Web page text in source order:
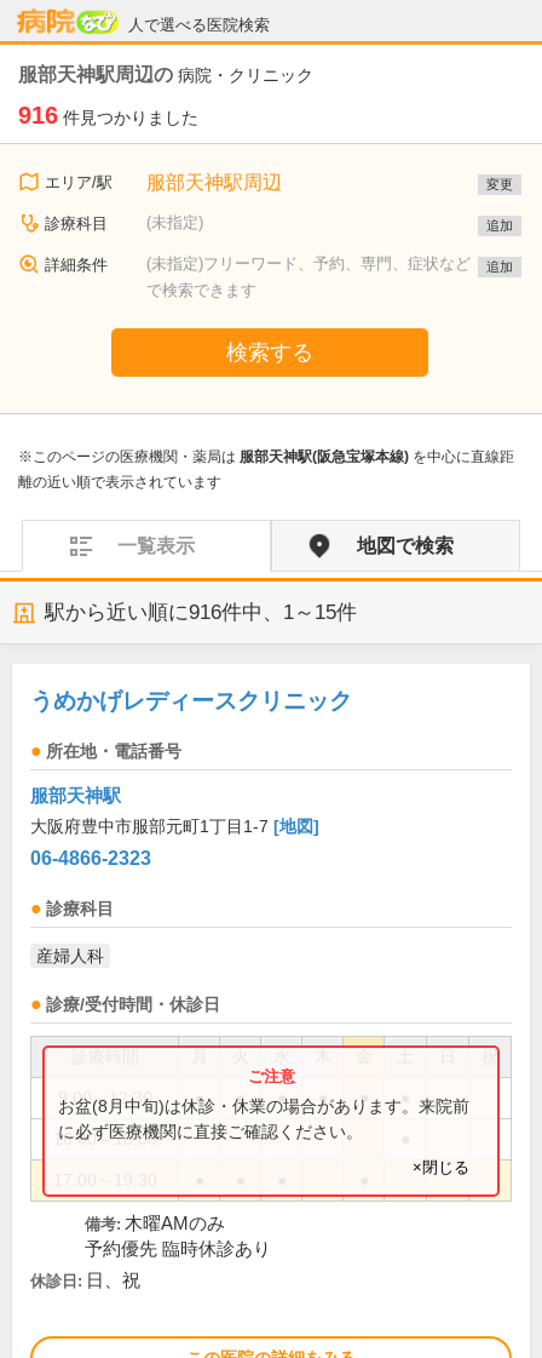
人で選べる医院検索
病院なび
服部天神駅周辺の 病院・クリニック
916 件見つかりました
エリア/駅 服部天神駅周辺 変更
診療科目 (未指定) 追加
詳細条件
(未指定)フリーワード、予約、専門、症状など
で検索できます
追加
検索する
※このページの医療機関・薬局は 服部天神駅(阪急宝塚本線) を中心に直線距
離の近い順で表示されています
一覧表示 地図で検索
駅から近い順に916件中、 1～15件
うめかげレディースクリニック
所在地・電話番号
服部天神駅
大阪府豊中市服部元町1丁目1-7 [地図]
06-4866-2323
診療科目
産婦人科
診療/受付時間・休診日
祝
9:00～12:30 ● ● ● ● ●
16:00～18:00
お盆(8月中旬)は休診・休業の場合があります。来院前
に必ず医療機関に直接ご確認ください。
×閉じる
備考: 木曜AMのみ
予約優先 臨時休診あり
休診日: 日、祝